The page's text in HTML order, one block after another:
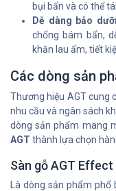
bụi bẩn và có thể
Dễ dàng bảo
chống bám bẩn,
khăn lau ẩm, tiết
Các dòng sản
Thương hiệu AGT cung
nhu cầu và ngân sách
dòng sản phẩm mang
AGT thành lựa chọn
Sàn gỗ AGT
Là dòng sản phẩm